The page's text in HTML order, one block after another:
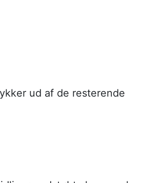
ud af de resterende